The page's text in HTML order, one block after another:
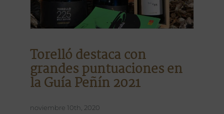
Torelló destaca con
grandes puntuaciones en
la Guía Peñín 2021
noviembre 10th, 2020